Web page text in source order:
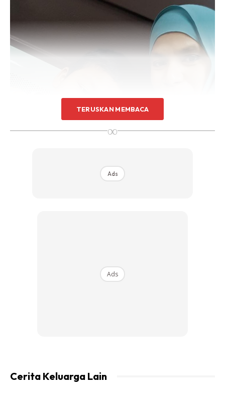
Sebenarnya mengikut kajian yang dilakukan oleh
kali ganda menjadi 1600% (16 kali ganda)!
TERUSKAN MEMBACA
∞
Ads
Ads
Cerita Keluarga Lain